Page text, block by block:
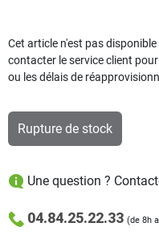
Cet article n'est pas
contacter le service client
ou les délais de
Rupture de stock
Une question ?
04.84.25.22.33 (de 8h